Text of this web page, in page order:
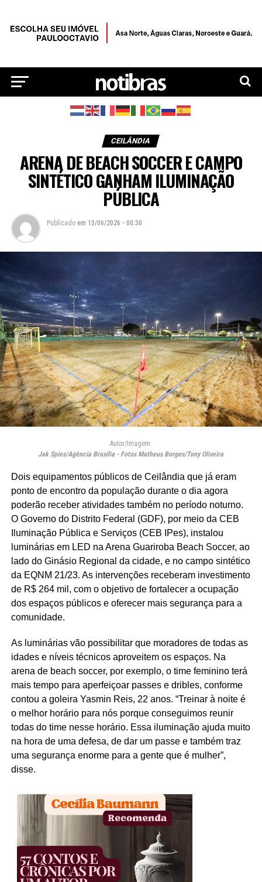
CEILÂNDIA
ARENA DE BEACH SOCCER E CAMPO
SINTÉTICO GANHAM ILUMINAÇÃO
PÚBLICA
Publicado em 13/06/2026 - 00:30
Autor/Imagem:
Jak Spies/Agência Brasília - Fotos Matheus Borges/Tony Oliveira
Dois equipamentos públicos de Ceilândia que já eram
ponto de encontro da população durante o dia agora
poderão receber atividades também no período noturno.
O Governo do Distrito Federal (GDF), por meio da CEB
Iluminação Pública e Serviços (CEB IPes), instalou
luminárias em LED na Arena Guariroba Beach Soccer, ao
lado do Ginásio Regional da cidade, e no campo sintético
da EQNM 21/23. As intervenções receberam investimento
de R$ 264 mil, com o objetivo de fortalecer a ocupação
dos espaços públicos e oferecer mais segurança para a
comunidade.
As luminárias vão possibilitar que moradores de todas as
idades e níveis técnicos aproveitem os espaços. Na
arena de beach soccer, por exemplo, o time feminino terá
mais tempo para aperfeiçoar passes e dribles, conforme
contou a goleira Yasmin Reis, 22 anos. “Treinar à noite é
o melhor horário para nós porque conseguimos reunir
todas do time nesse horário. Essa iluminação ajuda muito
na hora de uma defesa, de dar um passe e também traz
uma segurança enorme para a gente que é mulher”,
disse.